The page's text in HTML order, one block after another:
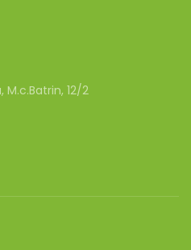
12/2